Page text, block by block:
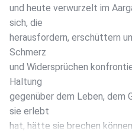
und heute verwurzelt im
sich, die
herausfordern, erschüttern
Schmerz
und Widersprüchen
Haltung
gegenüber dem Leben, dem
sie erlebt
hat, hätte sie brechen